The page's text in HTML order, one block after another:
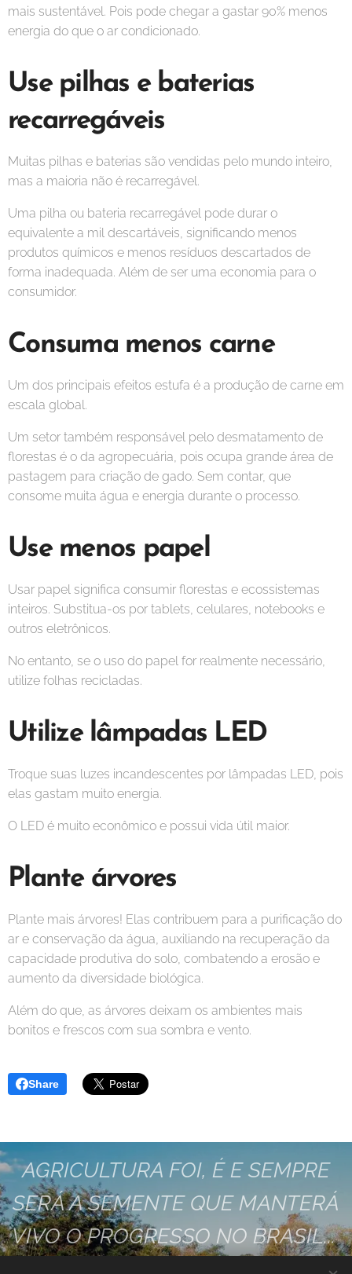
mais sustentável. Pois pode chegar a gastar 90% menos
energia do que o ar condicionado.
Use pilhas e baterias
recarregáveis
Muitas pilhas e baterias são vendidas pelo mundo inteiro,
mas a maioria não é recarregável.
Uma pilha ou bateria recarregável pode durar o
equivalente a mil descartáveis, significando menos
produtos químicos e menos resíduos descartados de
forma inadequada. Além de ser uma economia para o
consumidor.
Consuma menos carne
Um dos principais efeitos estufa é a produção de carne em
escala global.
Um setor também responsável pelo desmatamento de
florestas é o da agropecuária, pois ocupa grande área de
pastagem para criação de gado. Sem contar, que
consome muita água e energia durante o processo.
Use menos papel
Usar papel significa consumir florestas e ecossistemas
inteiros. Substitua-os por tablets, celulares, notebooks e
outros eletrônicos.
No entanto, se o uso do papel for realmente necessário,
utilize folhas recicladas.
Utilize lâmpadas LED
Troque suas luzes incandescentes por lâmpadas LED, pois
elas gastam muito energia.
O LED é muito econômico e possui vida útil maior.
Plante árvores
Plante mais árvores! Elas contribuem para a purificação do
ar e conservação da água, auxiliando na recuperação da
capacidade produtiva do solo, combatendo a erosão e
aumento da diversidade biológica.
Além do que, as árvores deixam os ambientes mais
bonitos e frescos com sua sombra e vento.
Share
AGRICULTURA FOI, É E SEMPRE
SERÁ A SEMENTE QUE MANTERÁ
VIVO O PROGRESSO NO BRASIL...